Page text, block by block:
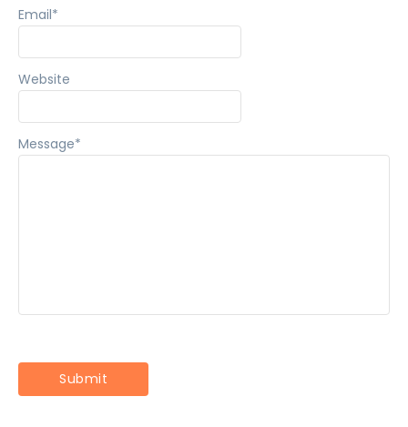
Message*
Email*
Website